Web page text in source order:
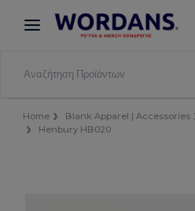
× Εφαρμογή Wordans
Καλύτερες τιμές στην εφαρμογή!
Home Blank Apparel | Accessories
Henbury HB020